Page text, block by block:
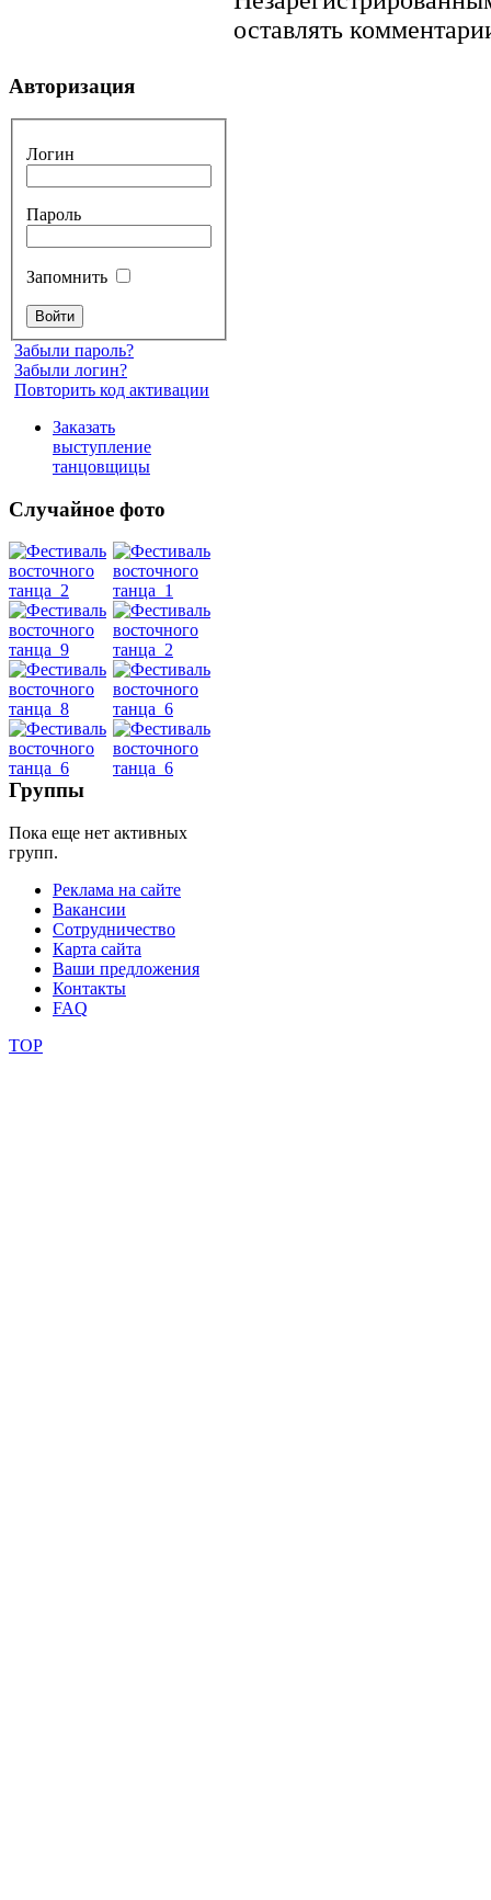
оставлять
Авторизация
Логин
Пароль
Запомнить
Забыли пароль?
Забыли логин?
Повторить код активации
Заказать
выступление
танцовщицы
Случайное фото
Группы
Пока еще нет активных
групп.
Реклама на сайте
Вакансии
Сотрудничество
Карта сайта
Ваши предложения
Контакты
FAQ
TOP